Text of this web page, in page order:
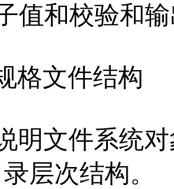
值和校验和
文件结构
文件系统对
层次结构。